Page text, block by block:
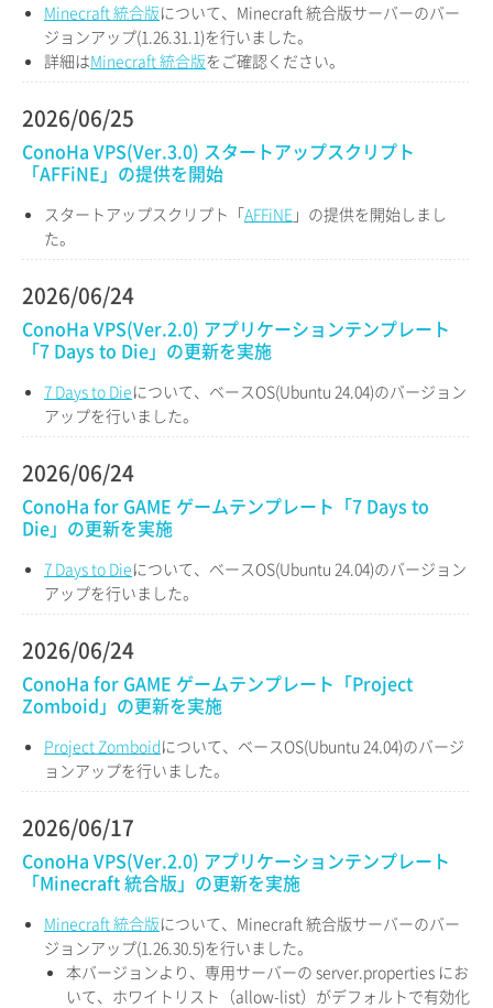
Minecraft 統合版について、Minecraft 統合版サーバーのバー
ジョンアップ(1.26.31.1)を行いました。
詳細はMinecraft 統合版をご確認ください。
2026/06/25
ConoHa VPS(Ver.3.0) スタートアップスクリプト
「AFFiNE」の提供を開始
スタートアップスクリプト「AFFiNE 」の提供を開始しまし
た。
2026/06/24
ConoHa VPS(Ver.2.0) アプリケーションテンプレート
「7 Days to Die」の更新を実施
7 Days to Dieについて、ベースOS(Ubuntu 24.04)のバージョン
アップを行いました。
2026/06/24
ConoHa for GAME ゲームテンプレート「7 Days to
Die」の更新を実施
7 Days to Dieについて、ベースOS(Ubuntu 24.04)のバージョン
アップを行いました。
2026/06/24
ConoHa for GAME ゲームテンプレート「Project
Zomboid」の更新を実施
Project Zomboidについて、ベースOS(Ubuntu 24.04)のバージ
ョンアップを行いました。
2026/06/17
ConoHa VPS(Ver.2.0) アプリケーションテンプレート
「Minecraft 統合版」の更新を実施
Minecraft 統合版について、Minecraft 統合版サーバーのバー
ジョンアップ(1.26.30.5)を行いました。
本バージョンより、専用サーバーの server.properties にお
いて、ホワイトリスト（allow-list）がデフォルトで有効化